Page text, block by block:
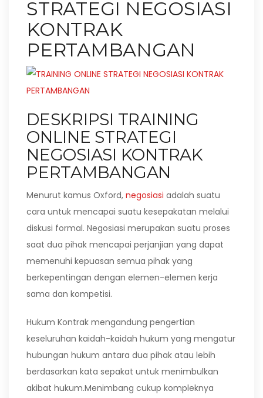
STRATEGI NEGOSIASI
KONTRAK
PERTAMBANGAN
DESKRIPSI TRAINING
ONLINE STRATEGI
NEGOSIASI KONTRAK
PERTAMBANGAN
Menurut kamus Oxford, negosiasi adalah suatu
cara untuk mencapai suatu kesepakatan melalui
diskusi formal. Negosiasi merupakan suatu proses
saat dua pihak mencapai perjanjian yang dapat
memenuhi kepuasan semua pihak yang
berkepentingan dengan elemen-elemen kerja
sama dan kompetisi.
Hukum Kontrak mengandung pengertian
keseluruhan kaidah-kaidah hukum yang mengatur
hubungan hukum antara dua pihak atau lebih
berdasarkan kata sepakat untuk menimbulkan
akibat hukum.Menimbang cukup kompleknya